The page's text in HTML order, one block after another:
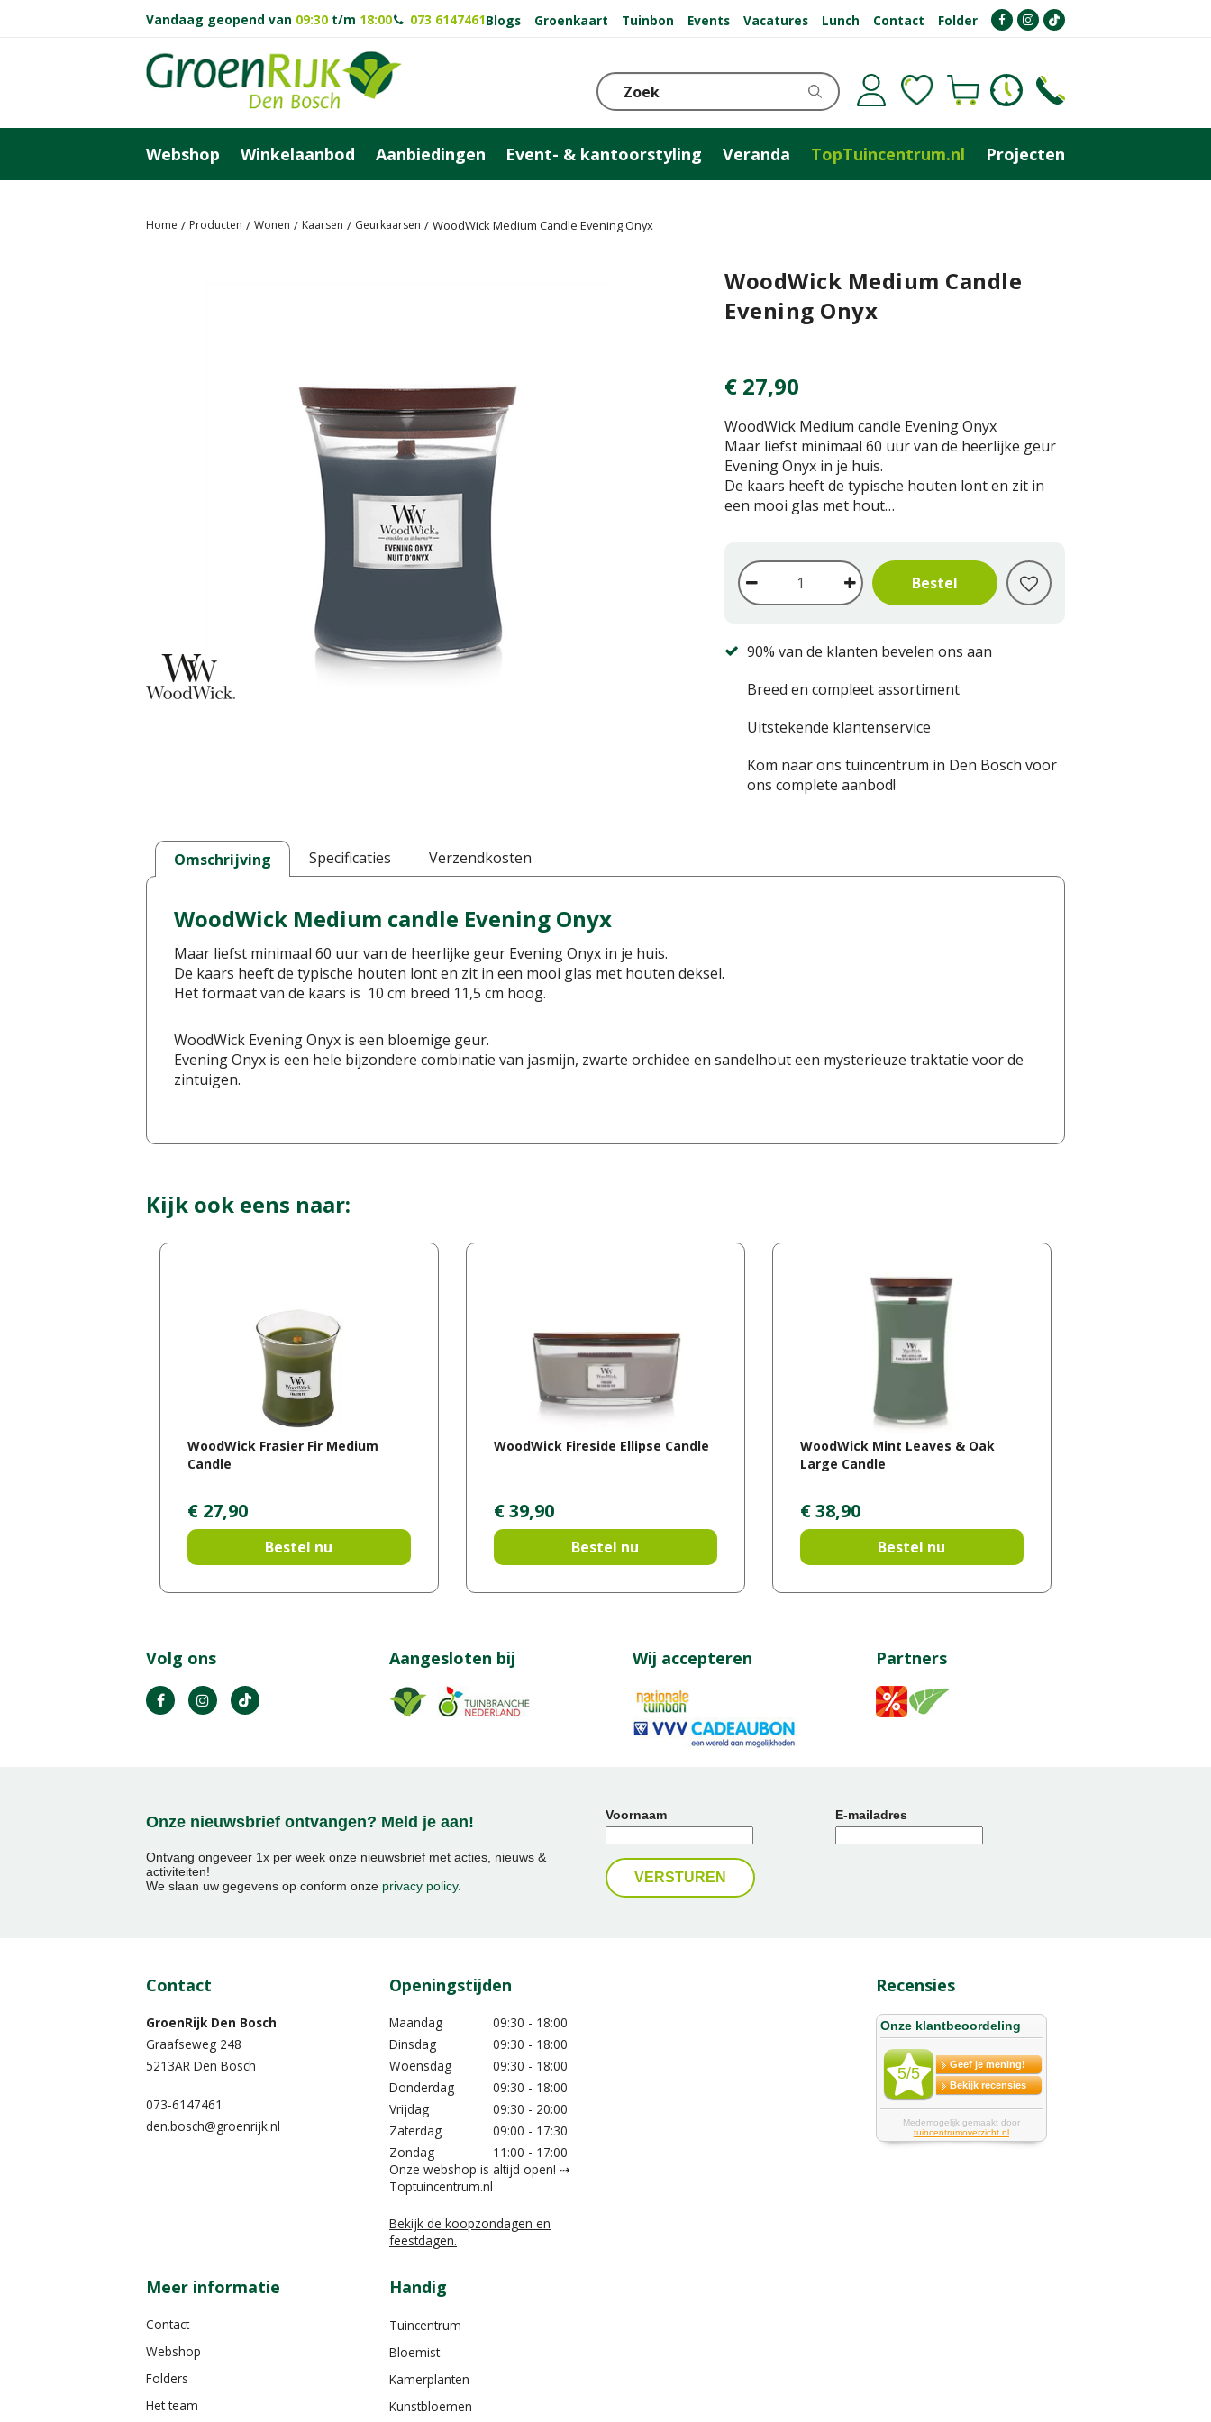
Home Producten Wonen Kaarsen Geurkaarsen WoodWick Medium Candle Evening Onyx
Vandaag geopend van 09:30 t/m 18:00 073 6147461Blogs Groenkaart Tuinbon Events Vacatures Lunch Contact Folder
Webshop Winkelaanbod Aanbiedingen Event- & kantoorstyling Veranda TopTuincentrum.nl Projecten
WoodWick Medium Candle
Evening Onyx
€ 27,90
WoodWick Medium candle Evening Onyx
Maar liefst minimaal 60 uur van de heerlijke geur
Evening Onyx in je huis.
De kaars heeft de typische houten lont en zit in
een mooi glas met hout…
90% van de klanten bevelen ons aan
Breed en compleet assortiment
Uitstekende klantenservice
Kom naar ons tuincentrum in Den Bosch voor
ons complete aanbod!
Omschrijving Specificaties Verzendkosten
WoodWick Medium candle Evening Onyx
Maar liefst minimaal 60 uur van de heerlijke geur Evening Onyx in je huis.
De kaars heeft de typische houten lont en zit in een mooi glas met houten deksel.
Het formaat van de kaars is 10 cm breed 11,5 cm hoog.
WoodWick Evening Onyx is een bloemige geur.
Evening Onyx is een hele bijzondere combinatie van jasmijn, zwarte orchidee en sandelhout een mysterieuze traktatie voor de
zintuigen.
Kijk ook eens naar:
WoodWick Frasier Fir Medium
Candle
€ 27,90
Bestel nu
WoodWick Fireside Ellipse Candle
€39,90
Bestel nu
WoodWick Mint Leaves & Oak
Large Candle
€38,90
Bestel nu
Volg ons Aangesloten bij Wij accepteren Partners
Onze nieuwsbrief ontvangen? Meld je aan!
Ontvang ongeveer 1x per week onze nieuwsbrief met acties, nieuws &
activiteiten!
We slaan uw gegevens op conform onze privacy policy.
Voornaam E-mailadres
Contact
GroenRijk Den Bosch
Graafseweg 248
5213AR Den Bosch
073-6147461
den.bosch@groenrijk.nl
Openingstijden
Maandag
09:30 - 18:00
Dinsdag
09:30 - 18:00
Woensdag
09:30 - 18:00
Donderdag
09:30 - 18:00
Vrijdag
09:30 - 20:00
Zaterdag
09:00 - 17:30
Zondag
11:00 - 17:00
Onze webshop is altijd open! ⇢
Toptuincentrum.nl
Bekijk de koopzondagen en
feestdagen.
Recensies
Meer informatie
Contact
Webshop
Folders
Het team
Handig
Tuincentrum
Bloemist
Kamerplanten
Kunstbloemen